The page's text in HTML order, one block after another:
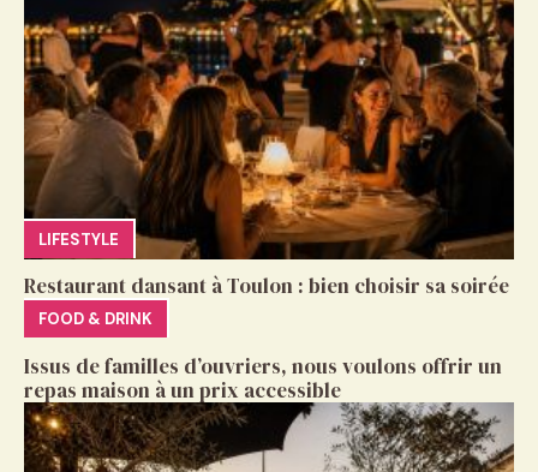
LIFESTYLE
Restaurant dansant à Toulon : bien choisir sa soirée
FOOD & DRINK
Issus de familles d’ouvriers, nous voulons offrir un
repas maison à un prix accessible